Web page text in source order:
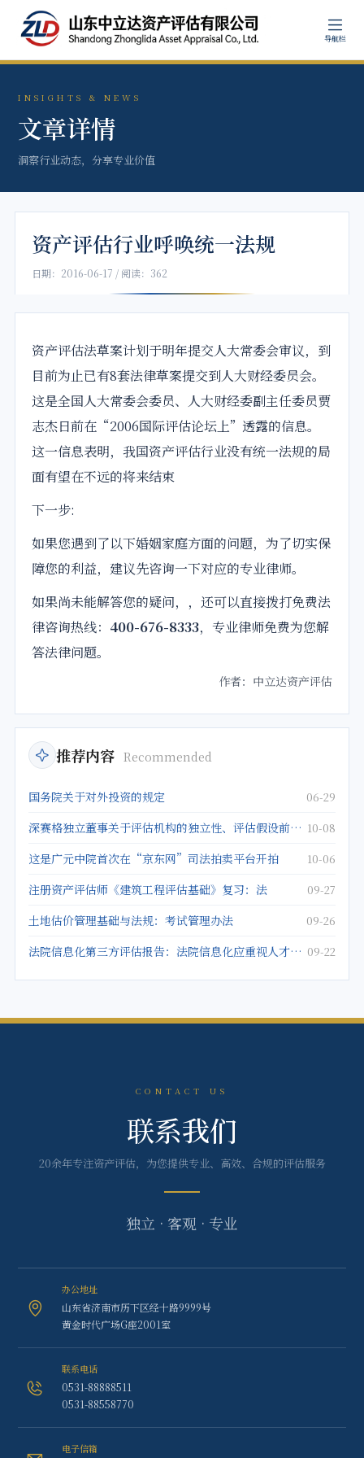
导航栏
INSIGHTS & NEWS
文章详情
洞察行业动态，分享专业价值
资产评估行业呼唤统一法规
日期：2016-06-17 / 阅读：362
资产评估法草案计划于明年提交人大常委会审议，到
目前为止已有8套法律草案提交到人大财经委员会。
这是全国人大常委会委员、人大财经委副主任委员贾
志杰日前在“2006国际评估论坛上”透露的信息。
这一信息表明，我国资产评估行业没有统一法规的局
面有望在不远的将来结束
下一步:
如果您遇到了以下婚姻家庭方面的问题，为了切实保
障您的利益，建议先咨询一下对应的专业律师。
如果尚未能解答您的疑问，，还可以直接拨打免费法
律咨询热线： 400-676-8333，专业律师免费为您解
答法律问题。
作者：中立达资产评估
推荐内容 Recommended
国务院关于对外投资的规定 06-29
深赛格独立董事关于评估机构的独立性、评估假设前提的合理性、评估方法与评估目的的相关性及评估定价的公允 10-08
这是广元中院首次在“京东网”司法拍卖平台开拍 10-06
注册资产评估师《建筑工程评估基础》复习：法 09-27
土地估价管理基础与法规：考试管理办法 09-26
法院信息化第三方评估报告：法院信息化应重视人才建设 09-22
CONTACT US
联系我们
20余年专注资产评估，为您提供专业、高效、合规的评估服务
独立 · 客观 · 专业
办公地址
山东省济南市历下区经十路9999号
黄金时代广场G座2001室
联系电话
0531-88888511
0531-88558770
电子信箱